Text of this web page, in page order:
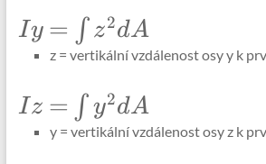
\Large
Iy=\int_{}
z^{2} dA
Iy = ∫ z2dA
z = vertikální vzdálenost osy y k
\Large
Iz=\int_{}
y^{2} dA
Iz = ∫ y2dA
y = vertikální vzdálenost osy z k